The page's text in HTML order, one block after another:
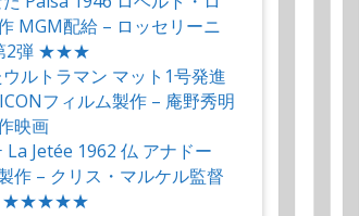
MGM配給 – ロッセリーニ
2弾 ★★★
ルトラマン マット1号発進
フィルム製作 – 庵野秀明
映画
La Jetée 1962 仏 アナドー
作 – クリス・マルケル監督
★★★★★